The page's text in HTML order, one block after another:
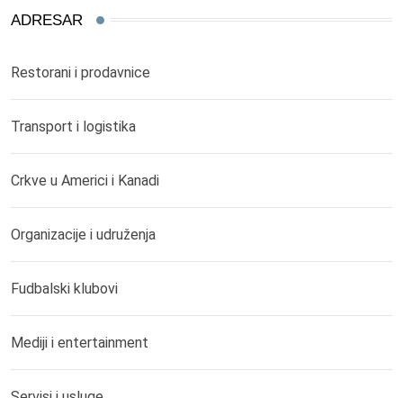
ADRESAR
Restorani i prodavnice
Transport i logistika
Crkve u Americi i Kanadi
Organizacije i udruženja
Fudbalski klubovi
Mediji i entertainment